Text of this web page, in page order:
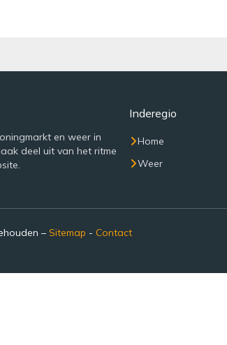
en weer in
deel uit van het ritme
Inderegio
Home
Weer
– Sitemap - Contact